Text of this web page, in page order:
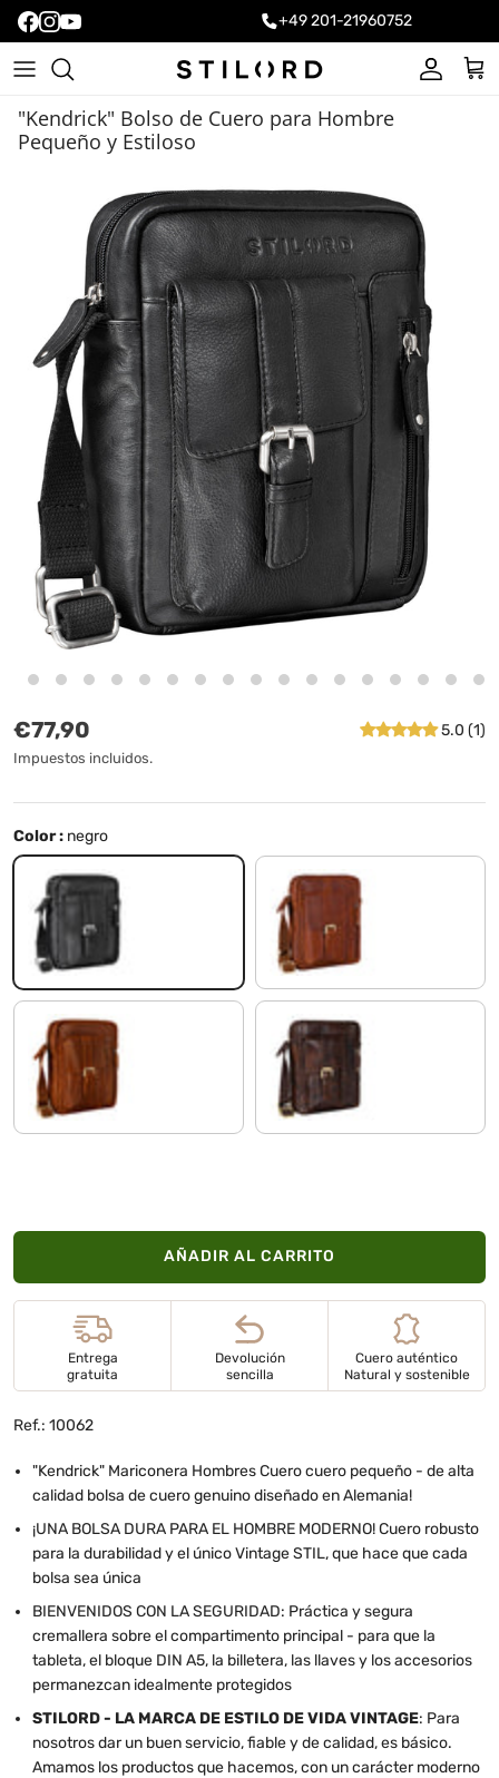
+49 201-21960752
Cuenta
"Kendrick" Bolso de Cuero para Hombre
Pequeño y Estiloso
Precio normal
€77,90
Impuestos incluidos.
5.0 (1)
Color : negro
negro porto - marrón
texas - marrón azorra - marrón
AÑADIR AL CARRITO
Entrega
gratuita
Devolución
sencilla
Cuero auténtico
Natural y sostenible
Ref.: 10062
"Kendrick" Mariconera Hombres Cuero cuero pequeño - de alta
calidad bolsa de cuero genuino diseñado en Alemania!
¡UNA BOLSA DURA PARA EL HOMBRE MODERNO! Cuero robusto
para la durabilidad y el único Vintage STIL, que hace que cada
bolsa sea única
BIENVENIDOS CON LA SEGURIDAD: Práctica y segura
cremallera sobre el compartimento principal - para que la
tableta, el bloque DIN A5, la billetera, las llaves y los accesorios
permanezcan idealmente protegidos
STILORD - LA MARCA DE ESTILO DE VIDA VINTAGE: Para
nosotros dar un buen servicio, fiable y de calidad, es básico.
Amamos los productos que hacemos, con un carácter moderno